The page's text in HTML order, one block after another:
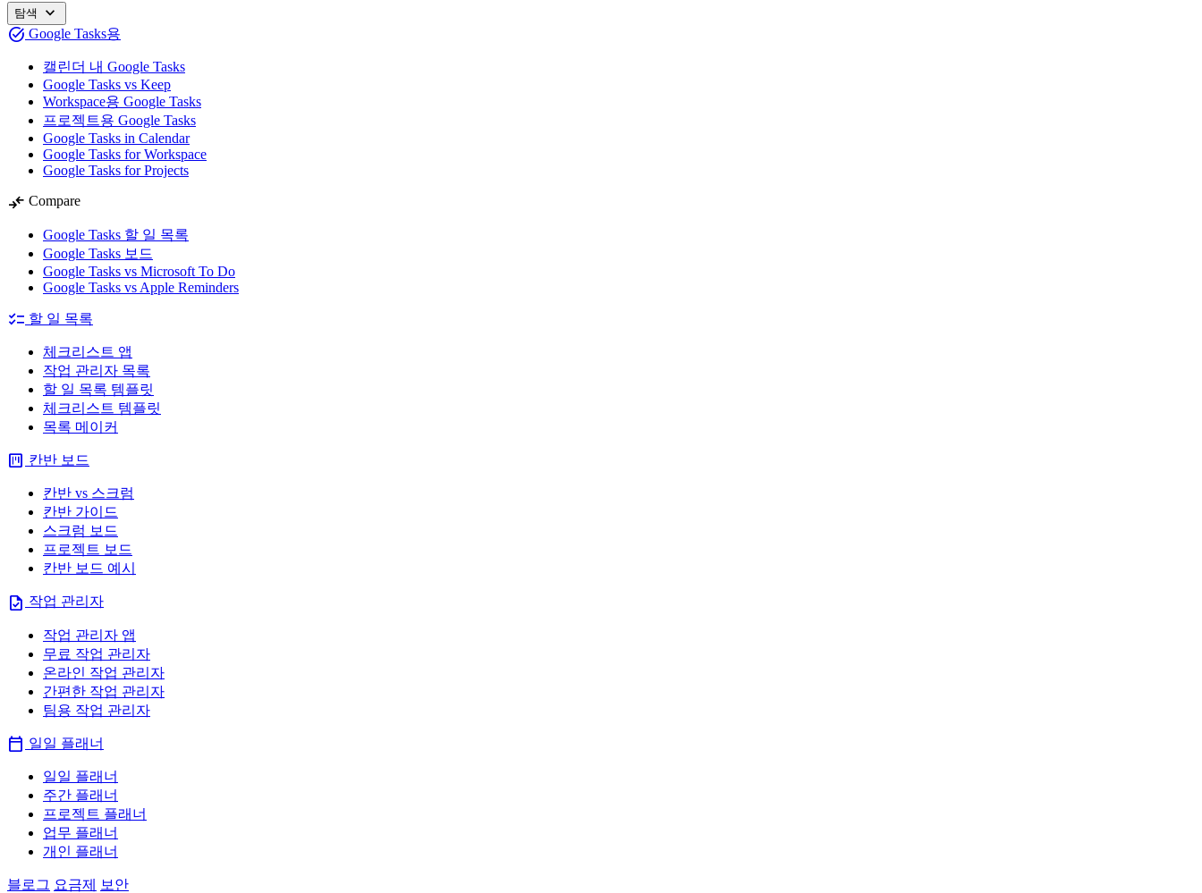
탐색
expand_more
task_alt Google Tasks용
캘린더 내 Google Tasks
Google Tasks vs Keep
Workspace용 Google Tasks
프로젝트용 Google Tasks
Google Tasks in Calendar
Google Tasks for Workspace
Google Tasks for Projects
compare_arrows Compare
Google Tasks 할 일 목록
Google Tasks 보드
Google Tasks vs Microsoft To Do
Google Tasks vs Apple Reminders
checklist 할 일 목록
체크리스트 앱
작업 관리자 목록
할 일 목록 템플릿
체크리스트 템플릿
목록 메이커
view_kanban 칸반 보드
칸반 vs 스크럼
칸반 가이드
스크럼 보드
프로젝트 보드
칸반 보드 예시
task 작업 관리자
작업 관리자 앱
무료 작업 관리자
온라인 작업 관리자
간편한 작업 관리자
팀용 작업 관리자
calendar_today 일일 플래너
일일 플래너
주간 플래너
프로젝트 플래너
업무 플래너
개인 플래너
블로그 요금제 보안